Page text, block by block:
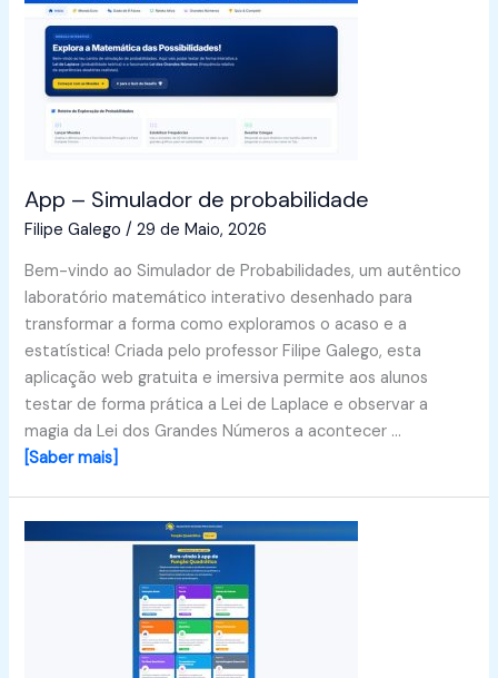
App – Simulador de probabilidade
Filipe Galego/29 de Maio, 2026
Bem-vindo ao Simulador de Probabilidades, um autêntico
laboratório matemático interativo desenhado para
transformar a forma como exploramos o acaso e a
estatística! Criada pelo professor Filipe Galego, esta
aplicação web gratuita e imersiva permite aos alunos
testar de forma prática a Lei de Laplace e observar a
magia da Lei dos Grandes Números a acontecer …
[Saber mais]